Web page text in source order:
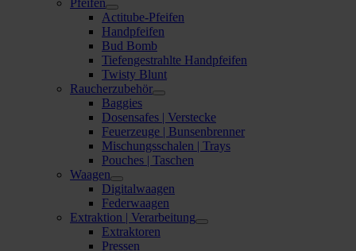
Actitube-Pfeifen
Handpfeifen
Bud Bomb
Tiefengestrahlte Handpfeifen
Twisty Blunt
Raucherzubehör
Baggies
Dosensafes | Verstecke
Feuerzeuge | Bunsenbrenner
Mischungsschalen | Trays
Pouches | Taschen
Waagen
Digitalwaagen
Federwaagen
Extraktion | Verarbeitung
Extraktoren
Pressen